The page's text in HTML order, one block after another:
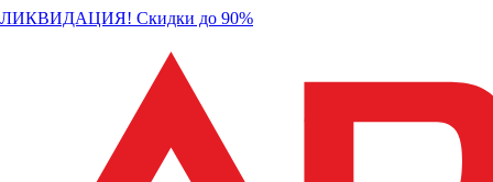
ЛИКВИДАЦИЯ! Скидки до 90%